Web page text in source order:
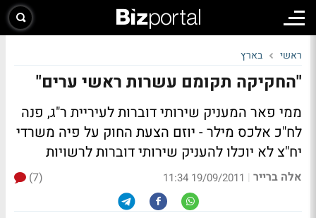
ראשי בארץ
"החקיקה תקומם עשרות ראשי ערים"
ממי פאר המעניק שירותי דוברות לעיריית ר"ג, פנה
לח"כ אלכס מילר - יוזם הצעת החוק על פיה משרדי
יח"צ לא יוכלו להעניק שירותי דוברות לרשויות
אלה ברייר |
19/09/2011 11:34
(7)